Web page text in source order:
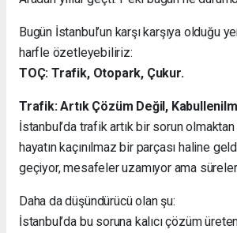
Bugün İstanbul’un karşı karşıya olduğu
harfle özetleyebiliriz:
TOÇ: Trafik, Otopark, Çukur.
Trafik: Artık Çözüm Değil,
İstanbul’da trafik artık bir sorun olmaktan
hayatın kaçınılmaz bir parçası haline
geçiyor, mesafeler uzamıyor ama süreler
Daha da düşündürücü olan şu:
İstanbul’da bu soruna kalıcı çözüm